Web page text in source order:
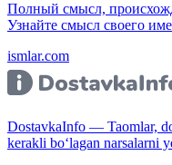
Полный смысл,
Узнайте смысл своего
ismlar.com
DostavkaInfo — Taomlar,
kerakli bo‘lagan narsalarni